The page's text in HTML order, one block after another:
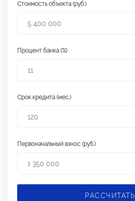
Стоимость объекта (руб.)
Процент банка (%)
Срок кредита (мес.)
Первоначальный взнос (руб.)
РАССЧИТАТЬ